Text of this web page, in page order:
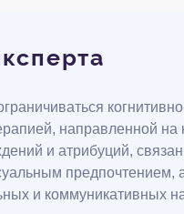
направленной на
и атрибуций,
предпочтением,
и коммуникативных